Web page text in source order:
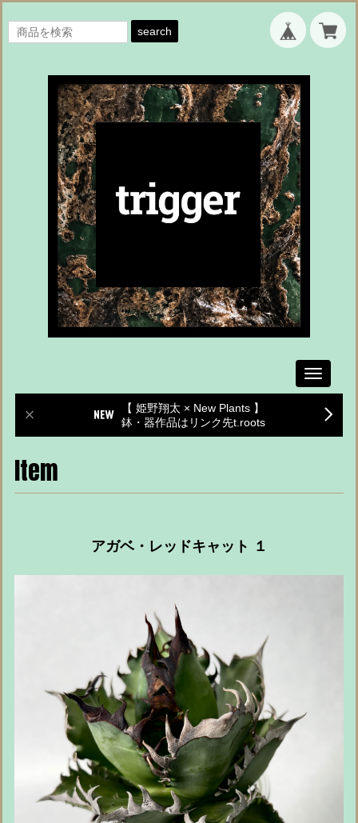
search
Toggle
【 姫野翔太 × New Plants 】
鉢・器作品はリンク先t.roots
Item
アガベ・レッドキャット １